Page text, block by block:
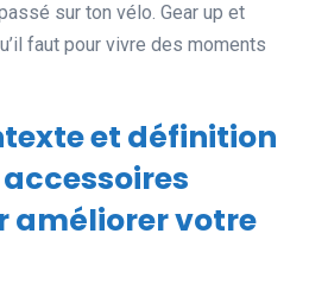
sur ton vélo. Gear up et
faut pour vivre des moments
et définition
améliorer votre